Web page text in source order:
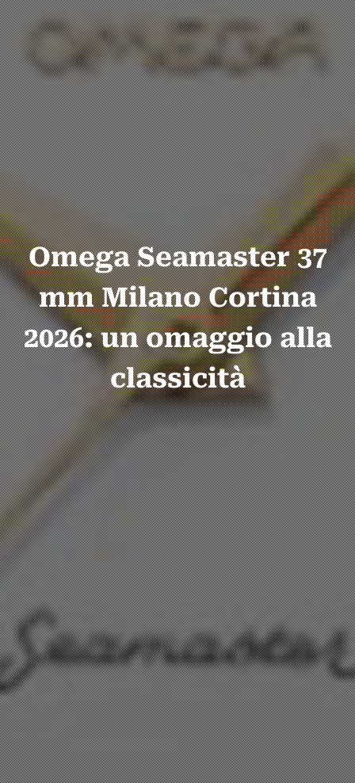
Omega Seamaster 37
mm Milano Cortina
2026: un omaggio alla
classicità